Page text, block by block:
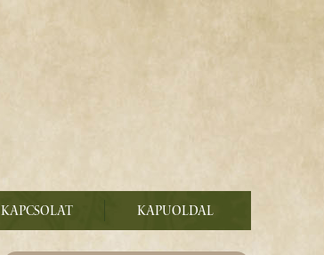
Kapcsolat Kapuoldal